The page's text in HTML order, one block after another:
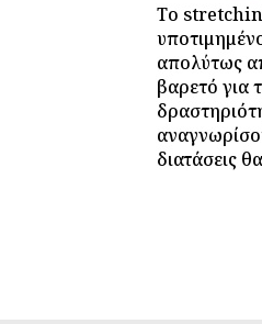
Το
απολύτως
βαρετό για
διατάσεις